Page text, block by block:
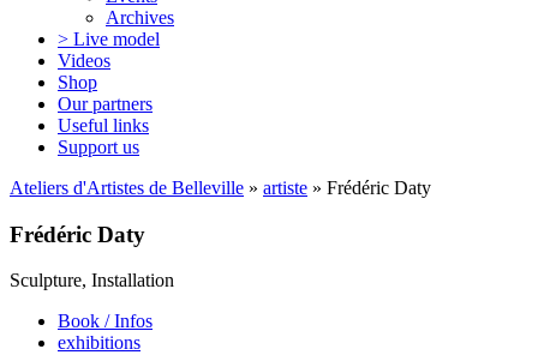
Archives
> Live model
Videos
Shop
Our partners
Useful links
Support us
Ateliers d'Artistes de Belleville » artiste » Frédéric Daty
Frédéric Daty
Sculpture, Installation
Book / Infos
exhibitions